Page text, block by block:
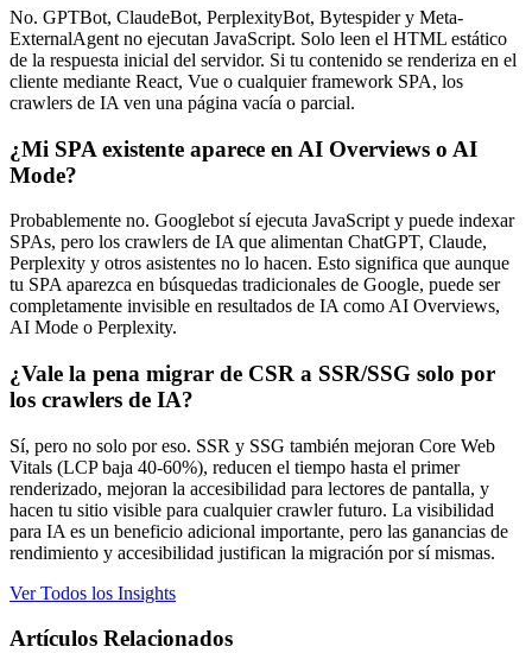
No. GPTBot, ClaudeBot, PerplexityBot, Bytespider y Meta-
ExternalAgent no ejecutan JavaScript. Solo leen el HTML estático
de la respuesta inicial del servidor. Si tu contenido se renderiza en el
cliente mediante React, Vue o cualquier framework SPA, los
crawlers de IA ven una página vacía o parcial.
¿Mi SPA existente aparece en AI Overviews o AI
Mode?
Probablemente no. Googlebot sí ejecuta JavaScript y puede indexar
SPAs, pero los crawlers de IA que alimentan ChatGPT, Claude,
Perplexity y otros asistentes no lo hacen. Esto significa que aunque
tu SPA aparezca en búsquedas tradicionales de Google, puede ser
completamente invisible en resultados de IA como AI Overviews,
AI Mode o Perplexity.
¿Vale la pena migrar de CSR a SSR/SSG solo por
los crawlers de IA?
Sí, pero no solo por eso. SSR y SSG también mejoran Core Web
Vitals (LCP baja 40-60%), reducen el tiempo hasta el primer
renderizado, mejoran la accesibilidad para lectores de pantalla, y
hacen tu sitio visible para cualquier crawler futuro. La visibilidad
para IA es un beneficio adicional importante, pero las ganancias de
rendimiento y accesibilidad justifican la migración por sí mismas.
Ver Todos los Insights
Artículos Relacionados